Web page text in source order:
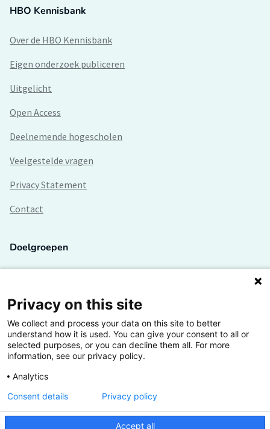
HBO Kennisbank
Over de HBO Kennisbank
Eigen onderzoek publiceren
Uitgelicht
Open Access
Deelnemende hogescholen
Veelgestelde vragen
Privacy Statement
Contact
Doelgroepen
Lectoren en onderzoekers
Bedrijven
Hogescholen
De grootste kennisbank van het HBO
Privacy on this site
We collect and process your data on this site to better
understand how it is used. You can give your consent to all or
selected purposes, or you can decline them all. For more
information, see our privacy policy.
Analytics
Accept all
Consent details Privacy policy